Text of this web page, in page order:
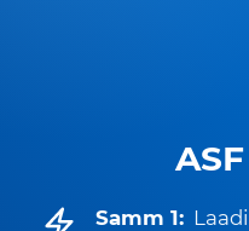
Samm 1: